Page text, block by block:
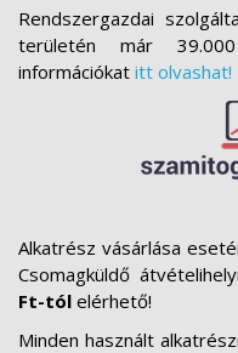
Rendszergazdai
területén már
információkat itt olvashat!
Alkatrész vásárlása
Csomagküldő
Ft-tól elérhető!
Minden használt